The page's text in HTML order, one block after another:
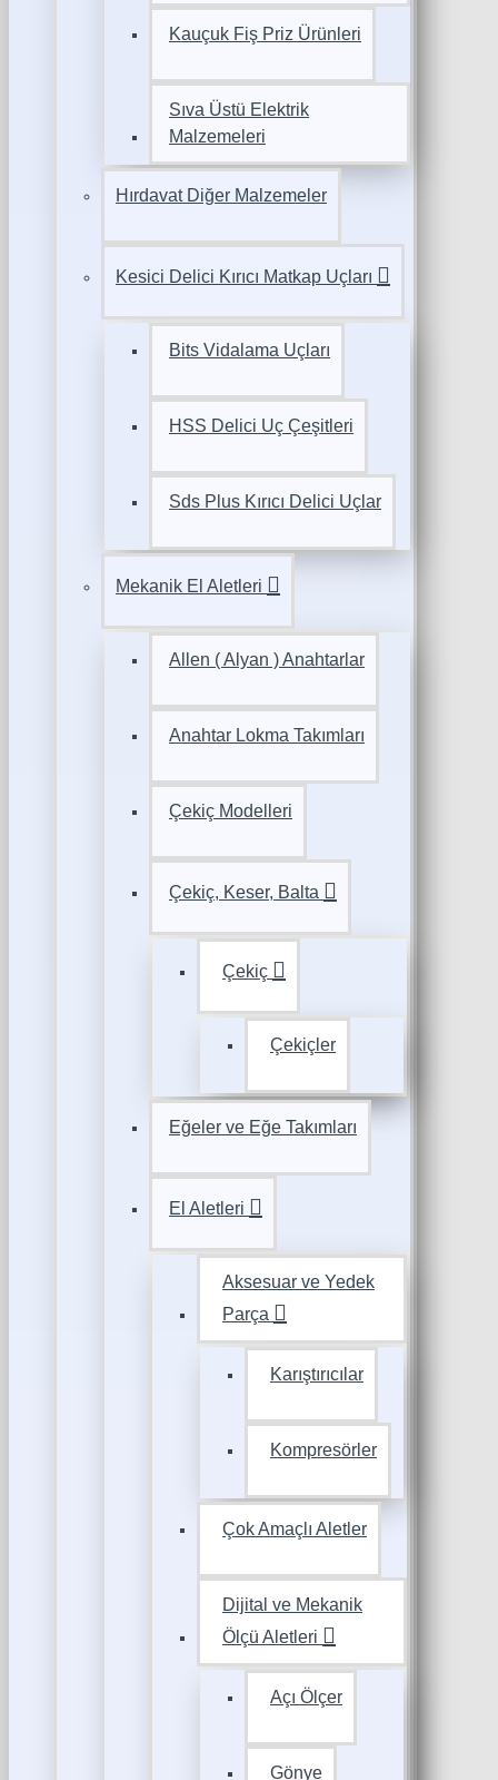
Kauçuk Fiş Priz Ürünleri
Sıva Üstü Elektrik
Malzemeleri
Hırdavat Diğer Malzemeler
Kesici Delici Kırıcı Matkap Uçları
Bits Vidalama Uçları
HSS Delici Uç Çeşitleri
Sds Plus Kırıcı Delici Uçlar
Mekanik El Aletleri
Allen ( Alyan ) Anahtarlar
Anahtar Lokma Takımları
Çekiç Modelleri
Çekiç, Keser, Balta
Çekiç
Çekiçler
Eğeler ve Eğe Takımları
El Aletleri
Aksesuar ve Yedek
Parça
Karıştırıcılar
Kompresörler
Çok Amaçlı Aletler
Dijital ve Mekanik
Ölçü Aletleri
Açı Ölçer
Gönye